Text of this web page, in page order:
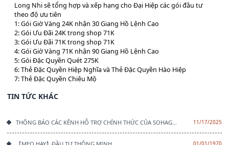
Long Nhi sẽ tổng hợp và xếp hạng cho Đại Hiệp các gói đầu tư
theo độ ưu tiên
1: Gói Giờ Vàng 24K nhận 30 Giang Hồ Lệnh Cao
2: Gói Ưu Đãi 24K trong shop 71K
3: Gói Ưu Đãi 71K trong shop 71K
4: Gói Giờ Vàng 71K nhận 90 Giang Hồ Lệnh Cao
5: Gói Đặc Quyền Quét 275K
6: Thẻ Đặc Quyền Hiệp Nghĩa và Thẻ Đặc Quyền Hào Hiệp
7: Thẻ Đặc Quyền Chiêu Mộ
TIN TỨC KHÁC
11/17/2025
01/01/1970